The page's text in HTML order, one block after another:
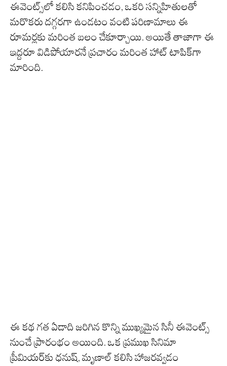
ఈవెంట్స్‌లో కలిసి కనిపించడం, ఒకరి సన్నిహితులతో
మరొకరు దగ్గరగా ఉండటం వంటి పరిణామాలు ఈ
రూమర్లకు మరింత బలం చేకూర్చాయి. అయితే తాజాగా ఈ
ఇద్దరూ విడిపోయారనే ప్రచారం మరింత హాట్ టాపిక్‌గా
మారింది.
ఈ కథ గత ఏడాది జరిగిన కొన్ని ముఖ్యమైన సినీ ఈవెంట్స్
నుంచే ప్రారంభం అయింది. ఒక ప్రముఖ సినిమా
ప్రీమియర్‌కు ధనుష్, మృణాల్ కలిసి హాజరవ్వడం